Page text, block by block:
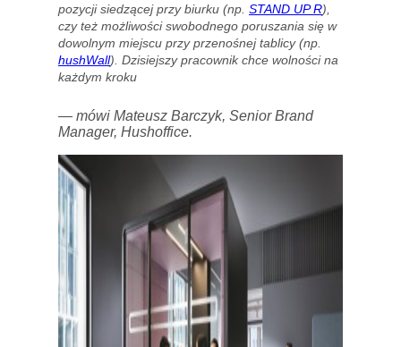
pozycji siedzącej przy biurku (np. STAND UP R),
czy też możliwości swobodnego poruszania się w
dowolnym miejscu przy przenośnej tablicy (np.
hushWall). Dzisiejszy pracownik chce wolności na
każdym kroku
— mówi Mateusz Barczyk, Senior Brand
Manager, Hushoffice.